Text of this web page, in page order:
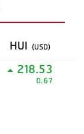
HUI (USD)
218.53
0.67